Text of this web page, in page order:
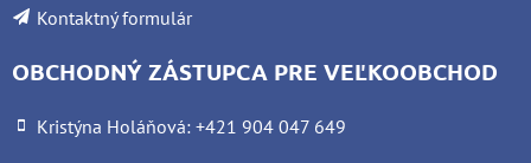
Kontaktný formulár
OBCHODNÝ ZÁSTUPCA PRE VEĽKOOBCHOD
Kristýna Holáňová: +421 904 047 649